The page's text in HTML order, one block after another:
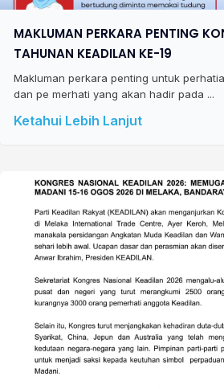
MAKLUMAN PERKARA PENTING
TAHUNAN KEADILAN KE-19
Makluman perkara penting untuk
dan pe merhati yang akan hadir pada ...
Ketahui Lebih Lanjut